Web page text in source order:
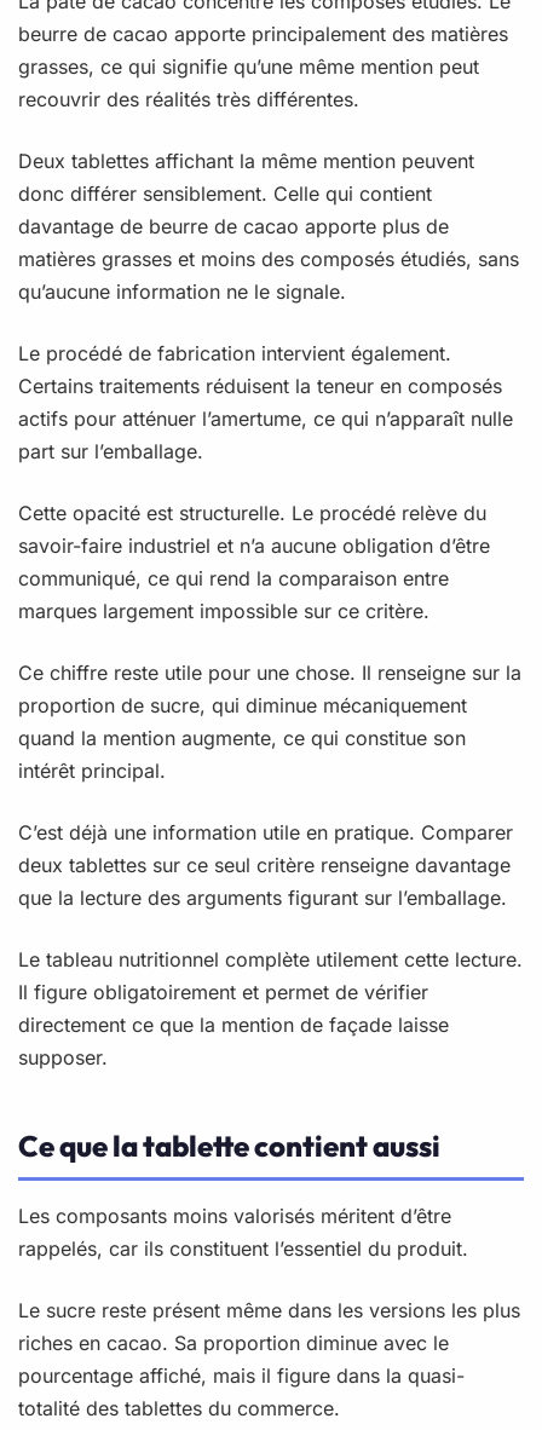
beurre de cacao apporte principalement des matières
grasses, ce qui signifie qu’une même mention peut
recouvrir des réalités très différentes.
Deux tablettes affichant la même mention peuvent
donc différer sensiblement. Celle qui contient
davantage de beurre de cacao apporte plus de
matières grasses et moins des composés étudiés, sans
qu’aucune information ne le signale.
Le procédé de fabrication intervient également.
Certains traitements réduisent la teneur en composés
actifs pour atténuer l’amertume, ce qui n’apparaît nulle
part sur l’emballage.
Cette opacité est structurelle. Le procédé relève du
savoir-faire industriel et n’a aucune obligation d’être
communiqué, ce qui rend la comparaison entre
marques largement impossible sur ce critère.
Ce chiffre reste utile pour une chose. Il renseigne sur la
proportion de sucre, qui diminue mécaniquement
quand la mention augmente, ce qui constitue son
intérêt principal.
C’est déjà une information utile en pratique. Comparer
deux tablettes sur ce seul critère renseigne davantage
que la lecture des arguments figurant sur l’emballage.
Le tableau nutritionnel complète utilement cette lecture.
Il figure obligatoirement et permet de vérifier
directement ce que la mention de façade laisse
supposer.
Ce que la tablette contient aussi
Les composants moins valorisés méritent d’être
rappelés, car ils constituent l’essentiel du produit.
Le sucre reste présent même dans les versions les plus
riches en cacao. Sa proportion diminue avec le
pourcentage affiché, mais il figure dans la quasi-
totalité des tablettes du commerce.